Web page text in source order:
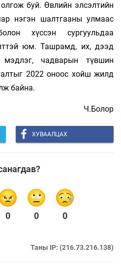
буй. Өвлийн элсэлтийн
нэгэн шалтгааны улмаас
хүссэн сургуульдаа
юм. Ташрамд, их, дээд
мэдлэг, чадварын түвшин
2022 оноос хойш жилд
байна.
Ч.Болор
ХУВААЛЦАХ
0 0 0
Таны IP: (216.73.216.138)